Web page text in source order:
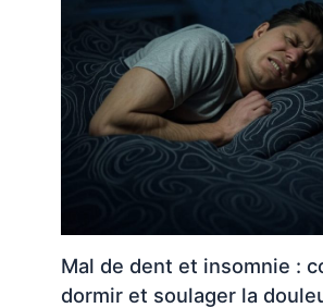
Mal de dent et insomnie :
dormir et soulager la